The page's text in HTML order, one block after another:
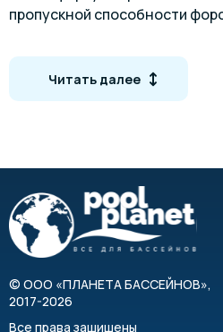
пропускной способности
Габариты
Артикул
Читать далее
© ООО «ПЛАНЕТА БАССЕЙНОВ»,
2017-2026
Все права защищены